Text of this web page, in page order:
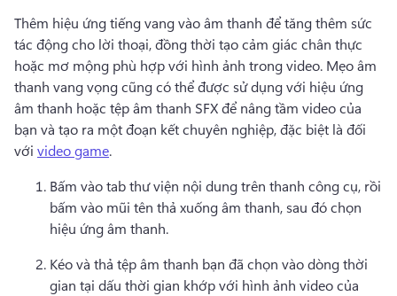
Thêm hiệu ứng tiếng vang vào âm thanh để tăng thêm sức
tác động cho lời thoại, đồng thời tạo cảm giác chân thực
hoặc mơ mộng phù hợp với hình ảnh trong video. Mẹo âm
thanh vang vọng cũng có thể được sử dụng với hiệu ứng
âm thanh hoặc tệp âm thanh SFX để nâng tầm video của
bạn và tạo ra một đoạn kết chuyên nghiệp, đặc biệt là đối
với video game.
Bấm vào tab thư viện nội dung trên thanh công cụ, rồi
bấm vào mũi tên thả xuống âm thanh, sau đó chọn
hiệu ứng âm thanh.
Kéo và thả tệp âm thanh bạn đã chọn vào dòng thời
gian tại dấu thời gian khớp với hình ảnh video của